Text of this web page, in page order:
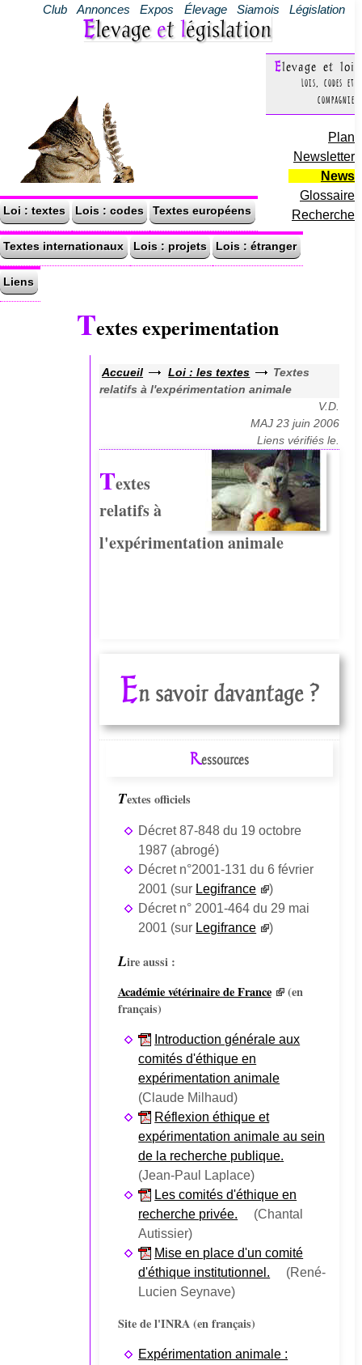
Club Annonces Expos Élevage Siamois Législation
Elevage et législation
Elevage et loi
Lois, codes et
compagnie
Plan
Newsletter
News
Glossaire
Recherche
Loi : textes Lois : codes Textes européens
Textes internationaux Lois : projets Lois : étranger
Liens
Textes experimentation
Accueil Loi : les textes
Textes
relatifs à l'expérimentation animale
V.D.
MAJ 23 juin 2006
Liens vérifiés le.
Textes
relatifs à
l'expérimentation animale
En savoir davantage ?
Ressources
Textes officiels
Décret 87-848 du 19 octobre
1987 (abrogé)
Décret n°2001-131 du 6 février
2001 (sur Legifrance
)
Décret n° 2001-464 du 29 mai
2001 (sur Legifrance )
Lire aussi :
Académie vétérinaire de France
(en
français)
Introduction générale aux
comités d'éthique en
expérimentation animale
(Claude Milhaud)
Réflexion éthique et
expérimentation animale au sein
de la recherche publique.
(Jean-Paul Laplace)
Les comités d'éthique en
recherche privée.
(Chantal
Autissier)
Mise en place d'un comité
d'éthique institutionnel.
(René-
Lucien Seynave)
Site de l'INRA (en français)
Expérimentation animale :